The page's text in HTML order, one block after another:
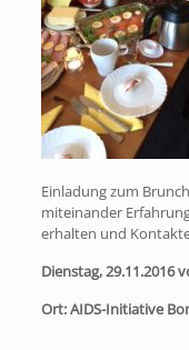
Einladung zum
miteinander
erhalten und
Dienstag, 29.11.2016
Ort: AIDS-Initiative